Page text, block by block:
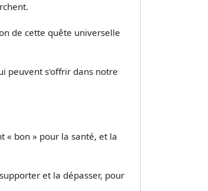
de cette quête universelle
peuvent s'offrir dans notre
« bon » pour la santé, et la
et la dépasser, pour